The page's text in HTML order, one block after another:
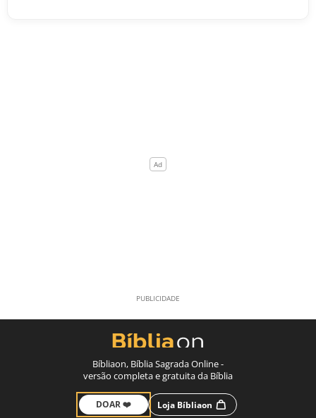
Bíbliaon, Bíblia Sagrada Online -
versão completa e gratuita da Bíblia
DOAR ❤️ Loja Bíbliaon